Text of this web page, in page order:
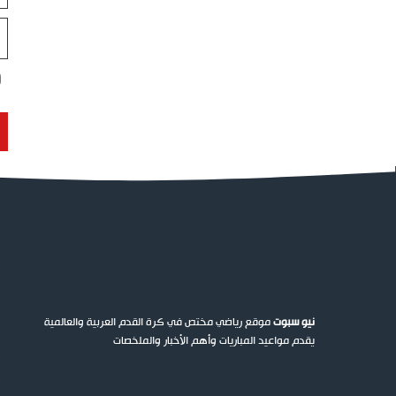
نيو سبوتموقع رياضي مختص في كرة القدم العربية والعالمية
يقدم مواعيد المباريات وأهم الأخبار والملخصات